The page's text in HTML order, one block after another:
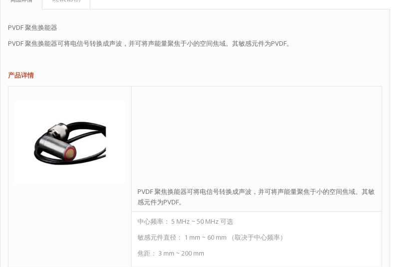
PVDF 聚焦换能器
PVDF 聚焦换能器可将电信号转换成声波，并可将声能量聚焦于小的空间焦域。其敏感元件为PVDF。
产品详情
PVDF 聚焦换能器可将电信号转换成声波，并可将声能量聚焦于小的空间焦域。其敏
感元件为PVDF。
中心频率： 5 MHz ~ 50 MHz 可选
敏感元件直径： 1 mm ~ 60 mm （取决于中心频率）
焦距： 3 mm ~ 200 mm